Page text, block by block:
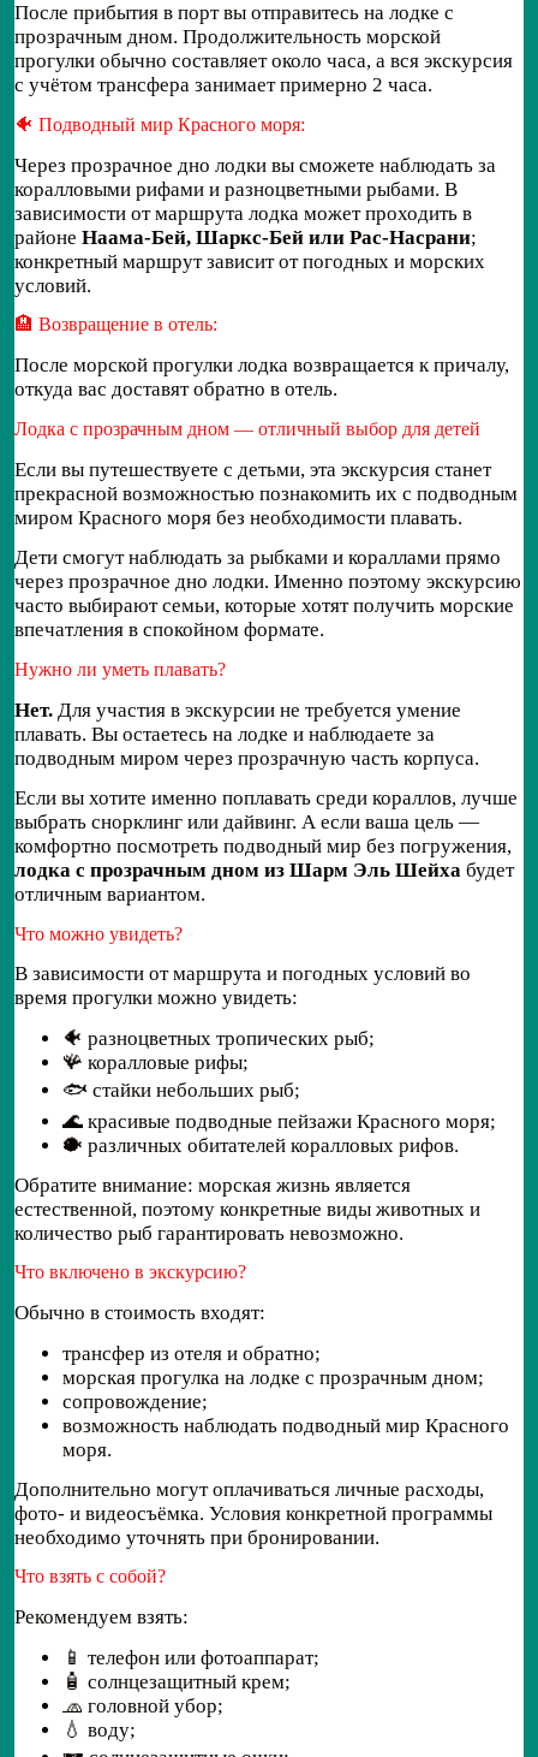
После прибытия в порт вы отправитесь на лодке с
прозрачным дном. Продолжительность морской
прогулки обычно составляет около часа, а вся экскурсия
с учётом трансфера занимает примерно 2 часа.
🐠 Подводный мир Красного моря:
Через прозрачное дно лодки вы сможете наблюдать за
коралловыми рифами и разноцветными рыбами. В
зависимости от маршрута лодка может проходить в
районе Наама-Бей, Шаркс-Бей или Рас-Насрани;
конкретный маршрут зависит от погодных и морских
условий.
🏨 Возвращение в отель:
После морской прогулки лодка возвращается к причалу,
откуда вас доставят обратно в отель.
Лодка с прозрачным дном — отличный выбор для детей
Если вы путешествуете с детьми, эта экскурсия станет
прекрасной возможностью познакомить их с подводным
миром Красного моря без необходимости плавать.
Дети смогут наблюдать за рыбками и кораллами прямо
через прозрачное дно лодки. Именно поэтому экскурсию
часто выбирают семьи, которые хотят получить морские
впечатления в спокойном формате.
Нужно ли уметь плавать?
Нет. Для участия в экскурсии не требуется умение
плавать. Вы остаетесь на лодке и наблюдаете за
подводным миром через прозрачную часть корпуса.
Если вы хотите именно поплавать среди кораллов, лучше
выбрать снорклинг или дайвинг. А если ваша цель —
комфортно посмотреть подводный мир без погружения,
лодка с прозрачным дном из Шарм Эль Шейха будет
отличным вариантом.
Что можно увидеть?
В зависимости от маршрута и погодных условий во
время прогулки можно увидеть:
🐠 разноцветных тропических рыб;
🪸 коралловые рифы;
🐟 стайки небольших рыб;
🌊 красивые подводные пейзажи Красного моря;
🐡 различных обитателей коралловых рифов.
Обратите внимание: морская жизнь является
естественной, поэтому конкретные виды животных и
количество рыб гарантировать невозможно.
Что включено в экскурсию?
Обычно в стоимость входят:
трансфер из отеля и обратно;
морская прогулка на лодке с прозрачным дном;
сопровождение;
возможность наблюдать подводный мир Красного
моря.
Дополнительно могут оплачиваться личные расходы,
фото- и видеосъёмка. Условия конкретной программы
необходимо уточнять при бронировании.
Что взять с собой?
Рекомендуем взять:
📱 телефон или фотоаппарат;
🧴 солнцезащитный крем;
🧢 головной убор;
💧 воду;